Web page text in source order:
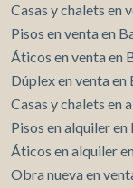
Casas y chalets en
Pisos en venta en
Áticos en venta en
Dúplex en venta en
Casas y chalets en
Pisos en alquiler en
Áticos en alquiler
Obra nueva en